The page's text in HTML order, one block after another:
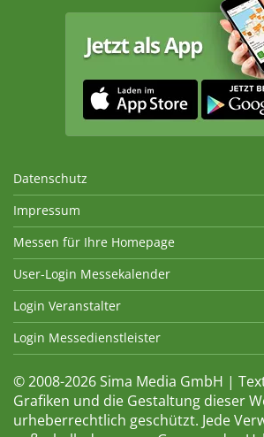
Datenschutz
Impressum
Messen für Ihre Homepage
User-Login Messekalender
Login Veranstalter
Login Messedienstleister
© 2008-2026 Sima Media GmbH |
Grafiken und die Gestaltung dieser
urheberrechtlich geschützt. Jede